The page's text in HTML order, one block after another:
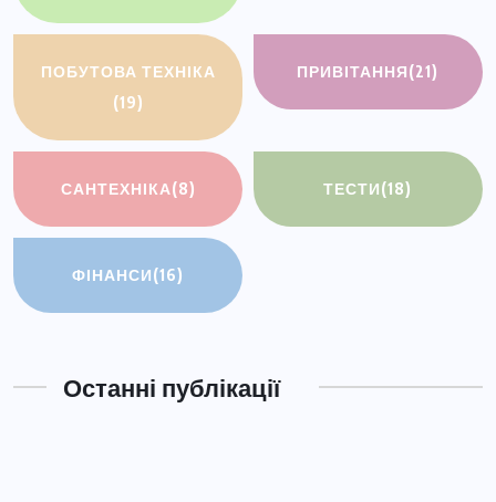
ПОБУТОВА ТЕХНІКА
(19)
ПРИВІТАННЯ(21)
САНТЕХНІКА(8) ТЕСТИ(18)
ФІНАНСИ(16)
Останні публікації